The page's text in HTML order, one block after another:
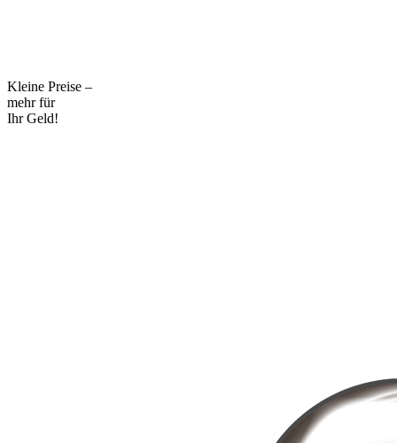
Kleine Preise –
mehr für
Ihr Geld!